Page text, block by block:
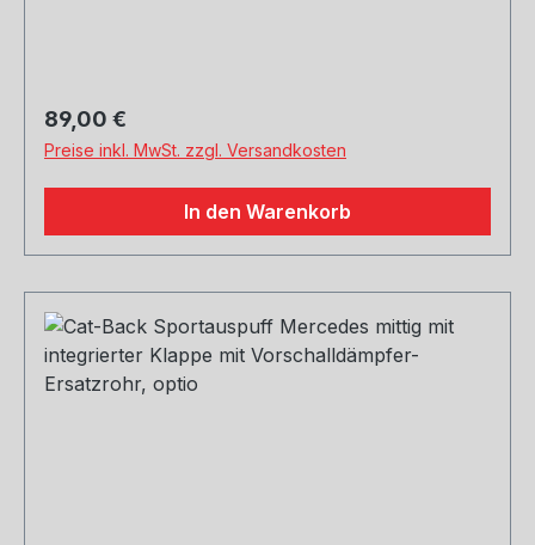
Regulärer Preis:
89,00 €
Preise inkl. MwSt. zzgl. Versandkosten
In den Warenkorb